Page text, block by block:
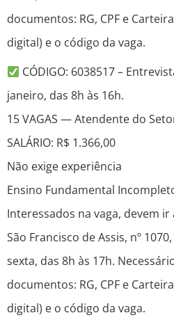
documentos: RG, CPF e
digital) e o código da vaga.
CÓDIGO: 6038517 –
janeiro, das 8h às 16h.
15 VAGAS — Atendente do
SALÁRIO: R$ 1.366,00
Não exige experiência
Ensino Fundamental
Interessados na vaga, devem ir
São Francisco de Assis, nº
sexta, das 8h às 17h.
documentos: RG, CPF e
digital) e o código da vaga.